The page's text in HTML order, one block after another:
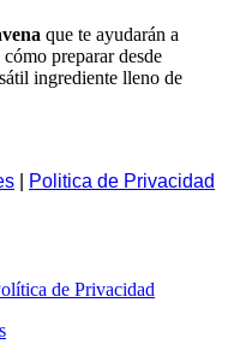
que te ayudarán a
preparar desde
ingrediente lleno de
Politica de Privacidad
de Privacidad